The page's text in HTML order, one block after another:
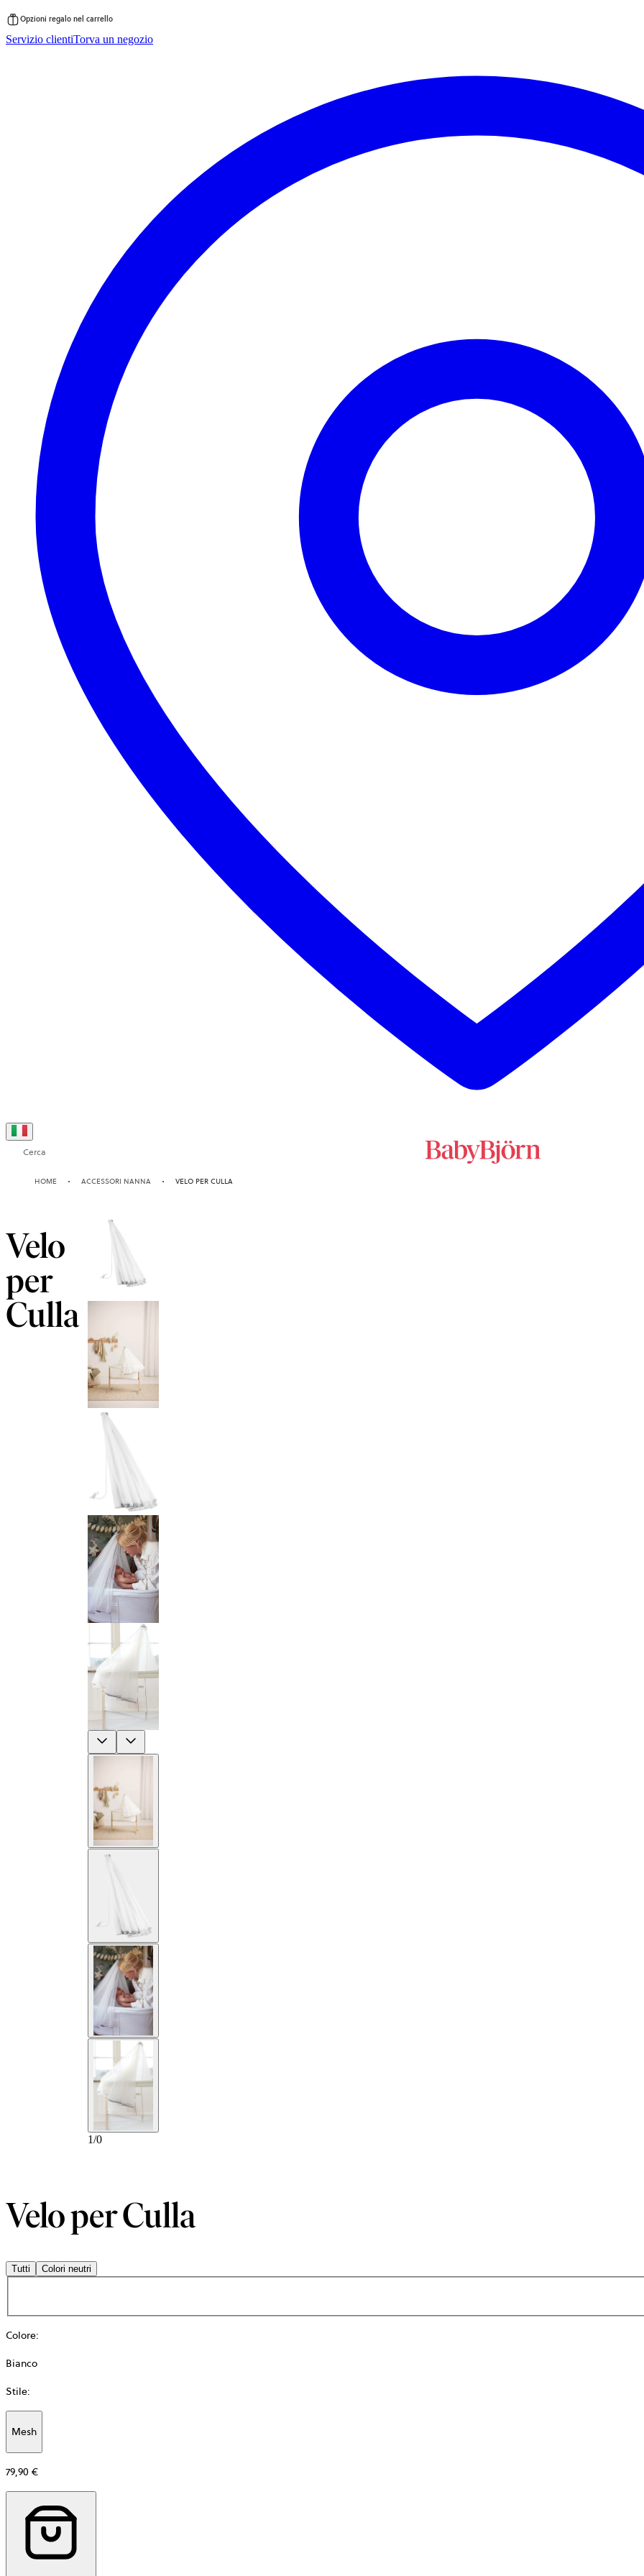
al
Opzioni regalo nel carrello
Servizio clientiTorva un negozio
Cerca
HOME ACCESSORI NANNA VELO PER CULLA
Velo
per
Culla
Previous
1/0
Velo per Culla
Tutti Colori neutri
Colore:
Bianco
Stile:
Mesh
Additional
information
about
79,90 €